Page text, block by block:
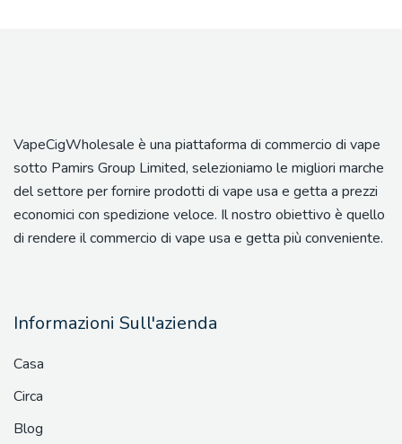
VapeCigWholesale è una piattaforma di commercio di vape
sotto Pamirs Group Limited, selezioniamo le migliori marche
del settore per fornire prodotti di vape usa e getta a prezzi
economici con spedizione veloce. Il nostro obiettivo è quello
di rendere il commercio di vape usa e getta più conveniente.
Informazioni Sull'azienda
Casa
Circa
Blog